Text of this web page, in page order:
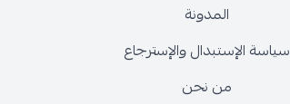
المدونة
سياسة الإستبدال والإسترجاع
من نحن